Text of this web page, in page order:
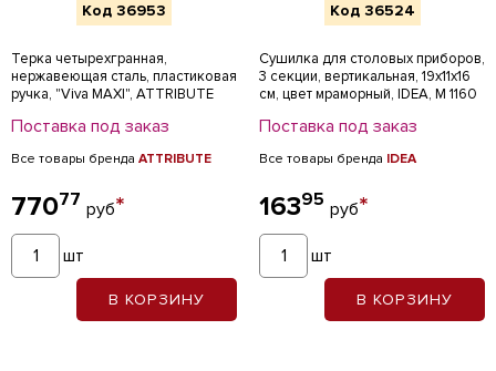
Код 36953
Терка четырехгранная,
нержавеющая сталь, пластиковая
ручка, "Viva MAXI", ATTRIBUTE
Поставка под заказ
Все товары бренда ATTRIBUTE
77077 руб*
шт
В КОРЗИНУ
Код 36524
Сушилка для столовых приборов,
3 секции, вертикальная, 19х11х16
см, цвет мраморный, IDEA, М 1160
Поставка под заказ
Все товары бренда IDEA
16395 руб*
шт
В КОРЗИНУ